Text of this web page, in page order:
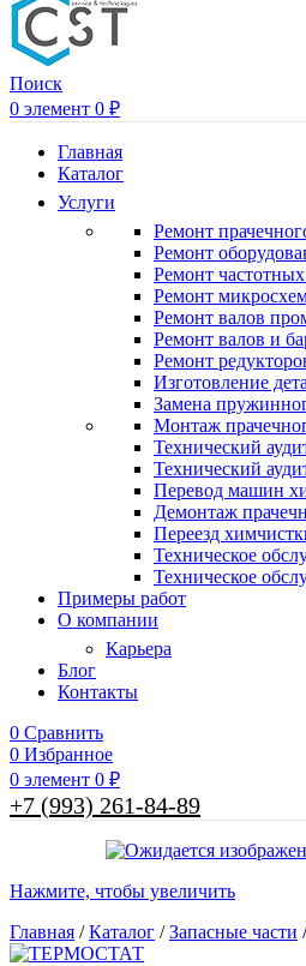
Поиск
0 элемент 0 ₽
Главная
Каталог
Услуги
Ремонт
Ремонт
Ремонт
Ремонт
Ремонт валов
Ремонт валов и
Ремонт
Изготовление
Замена
Монтаж
Технический
Технический
Перевод машин
Демонтаж
Переезд
Техническое
Техническое
Примеры работ
О компании
Карьера
Блог
Контакты
0 Сравнить
0 Избранное
0 элемент 0 ₽
+7 (993) 261-84-89
Нажмите, чтобы увеличить
Главная /Каталог /Запасные части